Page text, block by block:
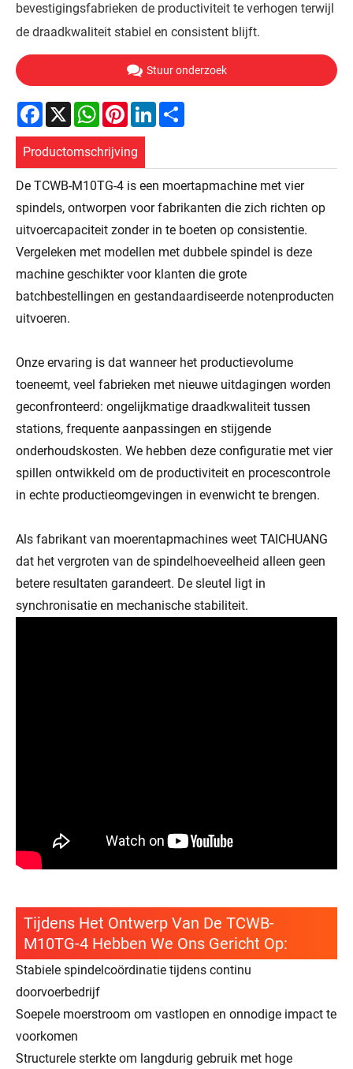
bevestigingsfabrieken de productiviteit te verhogen terwijl
de draadkwaliteit stabiel en consistent blijft.
Stuur onderzoek
Facebook
X WhatsApp
PinterestLinkedIn
Productomschrijving
De TCWB-M10TG-4 is een moertapmachine met vier
spindels, ontworpen voor fabrikanten die zich richten op
uitvoercapaciteit zonder in te boeten op consistentie.
Vergeleken met modellen met dubbele spindel is deze
machine geschikter voor klanten die grote
batchbestellingen en gestandaardiseerde notenproducten
uitvoeren.
Onze ervaring is dat wanneer het productievolume
toeneemt, veel fabrieken met nieuwe uitdagingen worden
geconfronteerd: ongelijkmatige draadkwaliteit tussen
stations, frequente aanpassingen en stijgende
onderhoudskosten. We hebben deze configuratie met vier
spillen ontwikkeld om de productiviteit en procescontrole
in echte productieomgevingen in evenwicht te brengen.
Als fabrikant van moerentapmachines weet TAICHUANG
dat het vergroten van de spindelhoeveelheid alleen geen
betere resultaten garandeert. De sleutel ligt in
synchronisatie en mechanische stabiliteit.
Tijdens Het Ontwerp Van De TCWB-
M10TG-4 Hebben We Ons Gericht Op:
Stabiele spindelcoördinatie tijdens continu
doorvoerbedrijf
Soepele moerstroom om vastlopen en onnodige impact te
voorkomen
Structurele sterkte om langdurig gebruik met hoge